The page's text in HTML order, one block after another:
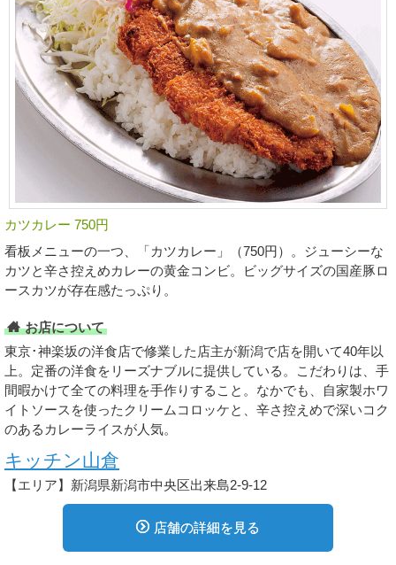
カツカレー 750円
看板メニューの一つ、「カツカレー」（750円）。ジューシーな
カツと辛さ控えめカレーの黄金コンビ。ビッグサイズの国産豚ロ
ースカツが存在感たっぷり。
お店について
東京･神楽坂の洋食店で修業した店主が新潟で店を開いて40年以
上。定番の洋食をリーズナブルに提供している。こだわりは、手
間暇かけて全ての料理を手作りすること。なかでも、自家製ホワ
イトソースを使ったクリームコロッケと、辛さ控えめで深いコク
のあるカレーライスが人気。
キッチン山倉
【エリア】新潟県新潟市中央区出来島2-9-12
店舗の詳細を見る